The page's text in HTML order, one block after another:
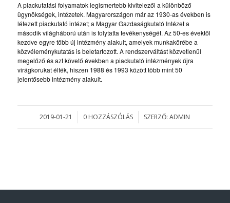
A piackutatási folyamatok legismertebb kivitelezői a különböző
ügynökségek, intézetek. Magyarországon már az 1930-as években is
létezett piackutató intézet; a Magyar Gazdaságkutató Intézet a
második világháború után is folytatta tevékenységét. Az 50-es évektől
kezdve egyre több új intézmény alakult, amelyek munkakörébe a
közvéleménykutatás is beletartozott. A rendszerváltást közvetlenül
megelőző és azt követő években a piackutató intézmények újra
virágkorukat élték, hiszen 1988 és 1993 között több mint 50
jelentősebb intézmény alakult.
2019-01-21
/ 0 HOZZÁSZÓLÁS
/ SZERZŐ:ADMIN